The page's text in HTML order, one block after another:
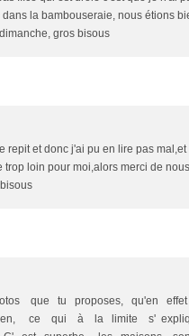
la bambouseraie, nous étions
gros bisous
repit et donc j'ai pu en lire pas
trop loin pour moi,alors merci de
que tu proposes, qu'en
ce qui à la limite s'